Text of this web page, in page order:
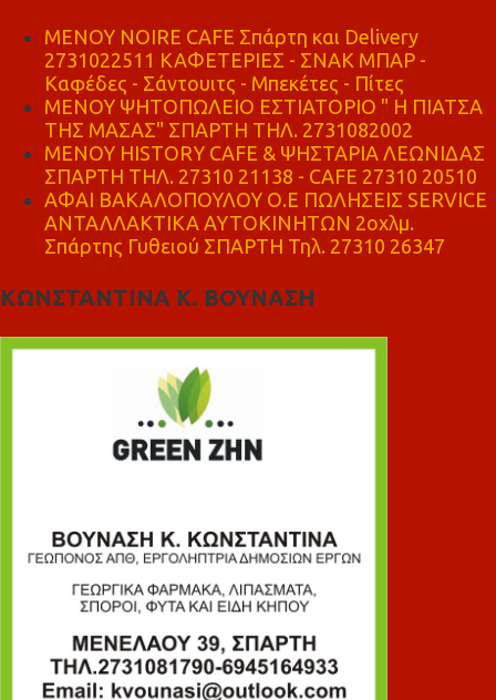
MENOY NOIRE CAFE Σπάρτη και Delivery
2731022511 ΚΑΦΕΤΕΡΙΕΣ - ΣΝΑΚ ΜΠΑΡ -
Καφέδες - Σάντουιτς - Μπεκέτες - Πίτες
ΜΕΝΟΥ ΨΗΤΟΠΩΛΕΙΟ ΕΣΤΙΑΤΟΡΙΟ " Η ΠΙΑΤΣΑ
ΤΗΣ ΜΑΣΑΣ" ΣΠΑΡΤΗ ΤΗΛ. 2731082002
ΜΕΝΟΥ HISTORY CAFE & ΨΗΣΤΑΡΙΑ ΛΕΩΝΙΔΑΣ
ΣΠΑΡΤΗ ΤΗΛ. 27310 21138 - CAFE 27310 20510
ΑΦΑΙ ΒΑΚΑΛΟΠΟΥΛΟΥ Ο.Ε ΠΩΛΗΣΕΙΣ SERVICE
ΑΝΤΑΛΛΑΚΤΙΚΑ ΑΥΤΟΚΙΝΗΤΩΝ 2οχλμ.
Σπάρτης Γυθειού ΣΠΑΡΤΗ Τηλ. 27310 26347
ΚΩΝΣΤΑΝΤΙΝΑ Κ. ΒΟΥΝΑΣΗ